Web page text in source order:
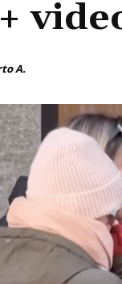
A.